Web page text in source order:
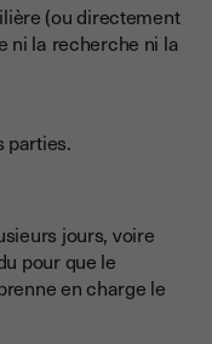
(ou directement
ni la recherche ni la
parties.
jours, voire
pour que le
en charge le